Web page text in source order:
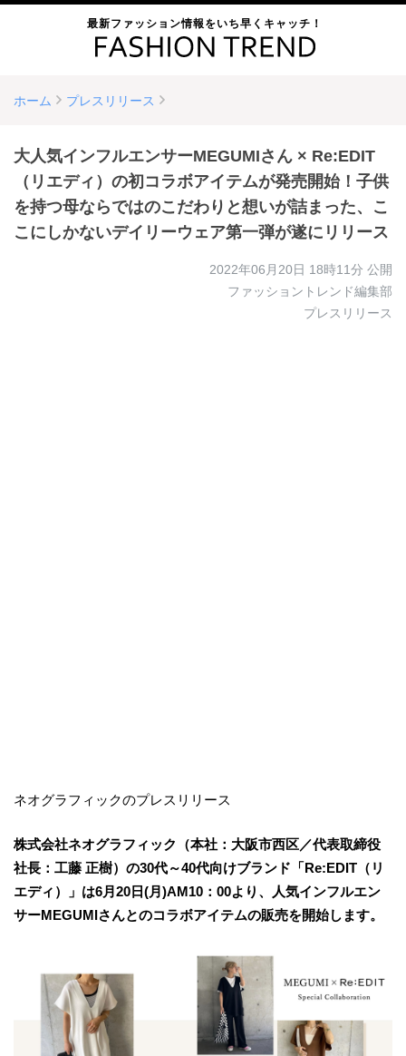
最新ファッション情報をいち早くキャッチ！
ホーム プレスリリース
大人気インフルエンサーMEGUMIさん × Re:EDIT
（リエディ）の初コラボアイテムが発売開始！子供
を持つ母ならではのこだわりと想いが詰まった、こ
こにしかないデイリーウェア第一弾が遂にリリース
2022年06月20日 18時11分 公開
ファッショントレンド編集部
プレスリリース
ネオグラフィックのプレスリリース
株式会社ネオグラフィック（本社：大阪市西区／代表取締役
社長：工藤 正樹）の30代～40代向けブランド「Re:EDIT（リ
エディ）」は6月20日(月)AM10：00より、人気インフルエン
サーMEGUMIさんとのコラボアイテムの販売を開始します。